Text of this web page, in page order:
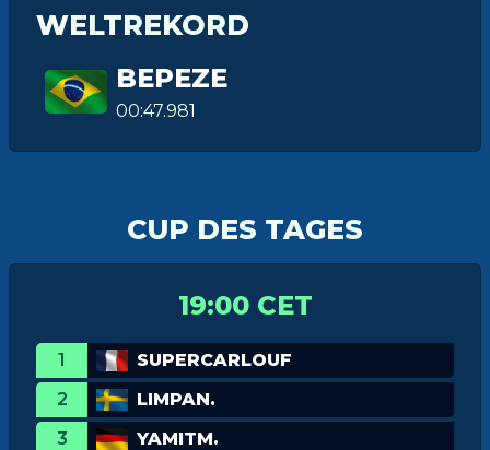
WELTREKORD
BEPEZE
00:47.981
CUP DES TAGES
19:00 CET
1
SUPERCARLOUF
2
LIMPAN.
3
YAMITM.